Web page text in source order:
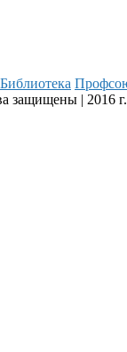
Библиотека
защищены | 2016